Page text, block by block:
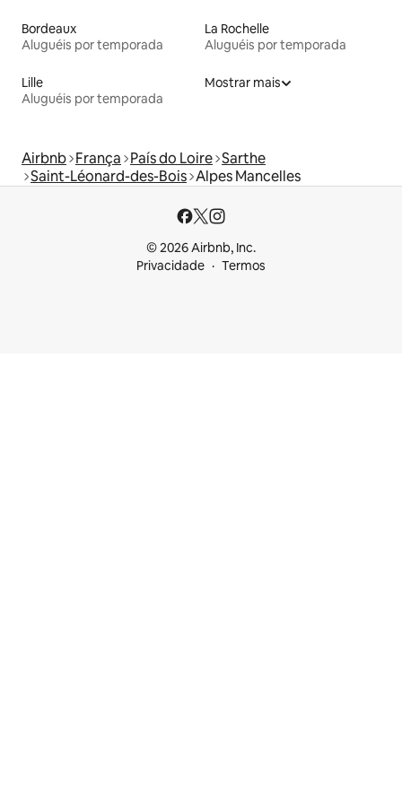
Bordeaux
Aluguéis por temporada
La Rochelle
Aluguéis por temporada
Lille
Aluguéis por temporada
Mostrar mais
Airbnb França País do Loire Sarthe
Saint-Léonard-des-Bois Alpes Mancelles
© 2026 Airbnb, Inc.
Privacidade
Termos